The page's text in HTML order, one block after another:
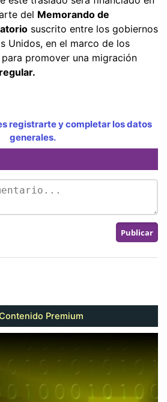
del Memorando de
suscrito entre los gobiernos
Unidos, en el marco de los
promover una migración
registrarte y completar los datos
generales.
Premium